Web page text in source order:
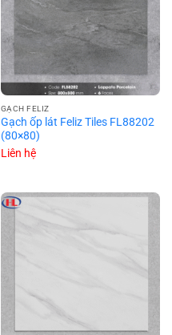
GẠCH FELIZ
Gạch ốp lát Feliz Tiles FL88202
(80×80)
Liên hệ